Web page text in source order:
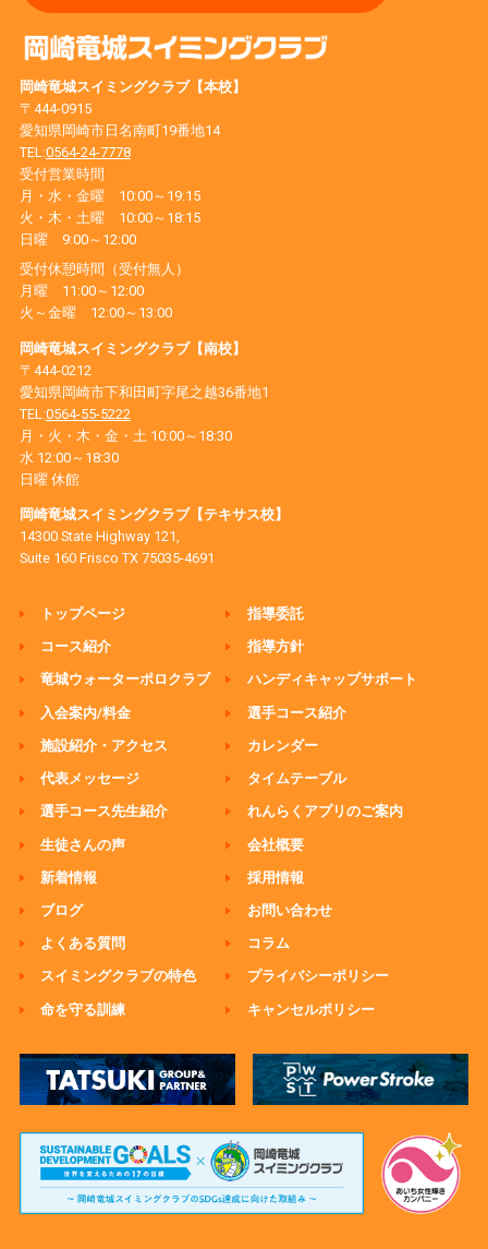
岡崎竜城スイミングクラブ【本校】
〒444-0915
愛知県岡崎市日名南町19番地14
TEL:0564-24-7778
受付営業時間
月・水・金曜 10:00～19:15
火・木・土曜 10:00～18:15
日曜 9:00～12:00
受付休憩時間（受付無人）
月曜 11:00～12:00
火～金曜 12:00～13:00
岡崎竜城スイミングクラブ【南校】
〒444-0212
愛知県岡崎市下和田町字尾之越36番地1
TEL:0564-55-5222
月・火・木・金・土 10:00～18:30
水 12:00～18:30
日曜 休館
岡崎竜城スイミングクラブ【テキサス校】
14300 State Highway 121,
Suite 160 Frisco TX 75035-4691
トップページ
コース紹介
竜城ウォーターポロクラブ
入会案内/料金
施設紹介・アクセス
代表メッセージ
選手コース先生紹介
生徒さんの声
新着情報
ブログ
よくある質問
スイミングクラブの特色
命を守る訓練
指導委託
指導方針
ハンディキャップサポート
選手コース紹介
カレンダー
タイムテーブル
れんらくアプリのご案内
会社概要
採用情報
お問い合わせ
コラム
プライバシーポリシー
キャンセルポリシー